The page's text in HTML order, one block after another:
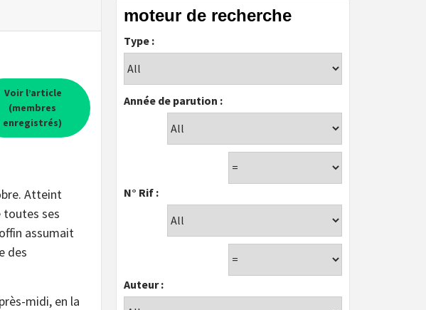
Voir l’article
(membres
enregistrés)
Atteint
toutes ses
assumait
des
midi, en la
moteur de recherche
Type :
Année de parution :
N° Rif :
Auteur :